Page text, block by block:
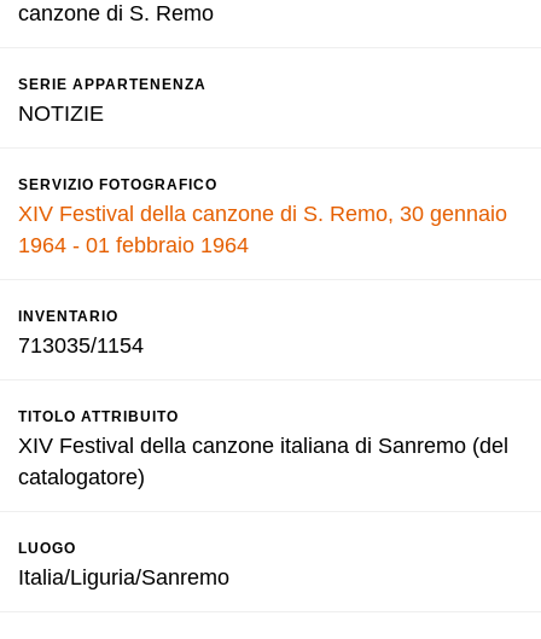
canzone di S. Remo
SERIE APPARTENENZA
NOTIZIE
SERVIZIO FOTOGRAFICO
XIV Festival della canzone di S. Remo, 30 gennaio
1964 - 01 febbraio 1964
INVENTARIO
713035/1154
TITOLO ATTRIBUITO
XIV Festival della canzone italiana di Sanremo (del
catalogatore)
LUOGO
Italia/Liguria/Sanremo